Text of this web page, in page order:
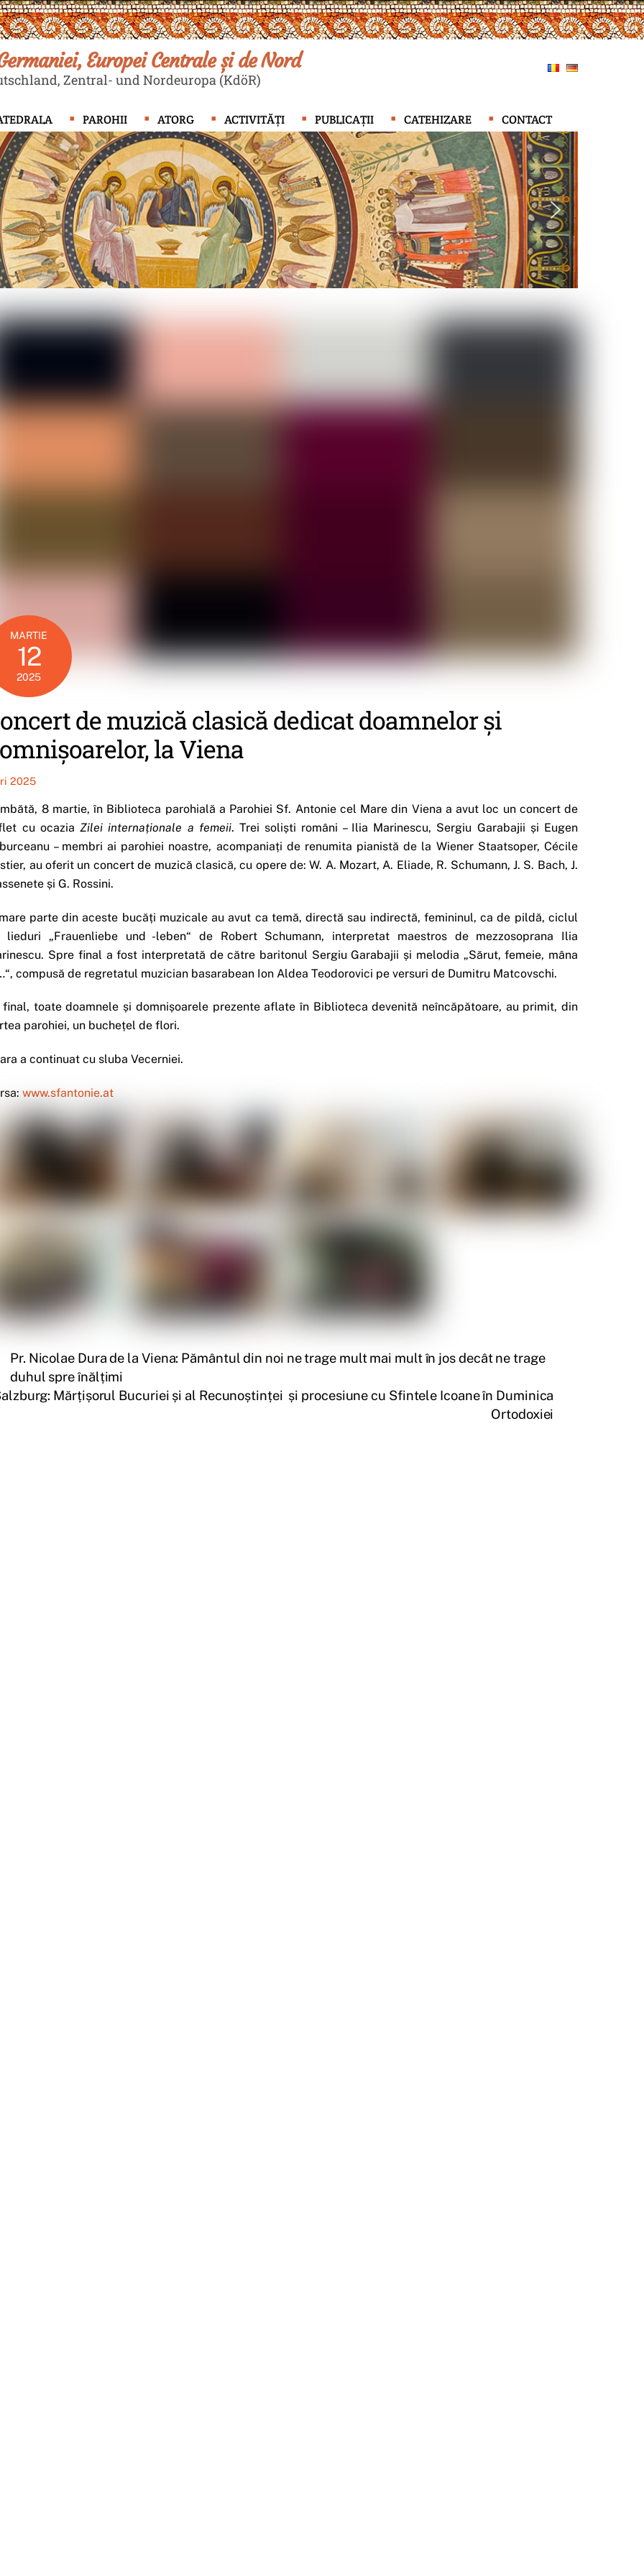
Europei Centrale și de Nord
Zentral- und Nordeuropa (KdöR)
PAROHII ATORG ACTIVITĂȚI PUBLICAȚII CATEHIZARE CONTACT
MARTIE
12
2025
de muzică clasică dedicat doamnelor și
la Viena
2025
8 martie, în Biblioteca parohială a Parohiei Sf. Antonie cel Mare din Viena a avut loc un concert de
cu ocazia Zilei internaționale a femeii. Trei soliști români – Ilia Marinescu, Sergiu Garabajii și Eugen
– membri ai parohiei noastre, acompaniați de renumita pianistă de la Wiener Staatsoper, Cécile
au oferit un concert de muzică clasică, cu opere de: W. A. Mozart, A. Eliade, R. Schumann, J. S. Bach, J.
și G. Rossini.
parte din aceste bucăți muzicale au avut ca temă, directă sau indirectă, femininul, ca de pildă, ciclul
lieduri „Frauenliebe und -leben“ de Robert Schumann, interpretat maestros de mezzosoprana Ilia
Spre final a fost interpretată de către baritonul Sergiu Garabajii și melodia „Sărut, femeie, mâna
compusă de regretatul muzician basarabean Ion Aldea Teodorovici pe versuri de Dumitru Matcovschi.
final, toate doamnele și domnișoarele prezente aflate în Biblioteca devenită neîncăpătoare, au primit, din
parohiei, un buchețel de flori.
a continuat cu sluba Vecerniei.
www.sfantonie.at
Pr. Nicolae Dura de la Viena: Pământul din noi ne trage mult mai mult în jos decât ne trage
duhul spre înălțimi
Mărțișorul Bucuriei și al Recunoștinței și procesiune cu Sfintele Icoane în Duminica
Ortodoxiei